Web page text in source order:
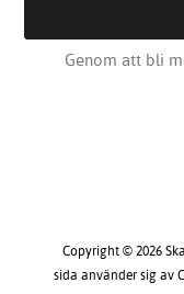
Genom att bli
Copyright © 2026
sida använder sig av